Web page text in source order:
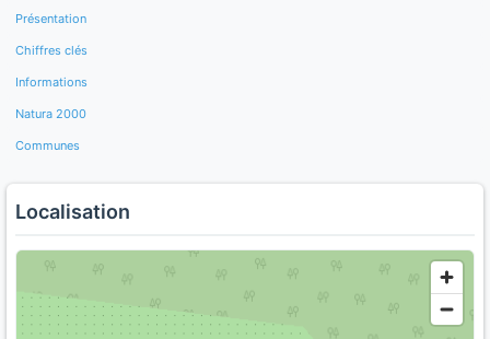
Présentation
Chiffres clés
Informations
Natura 2000
Communes
Localisation